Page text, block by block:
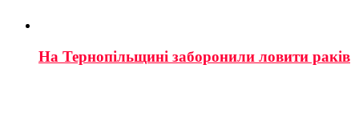
На Тернопільщині заборонили ловити раків